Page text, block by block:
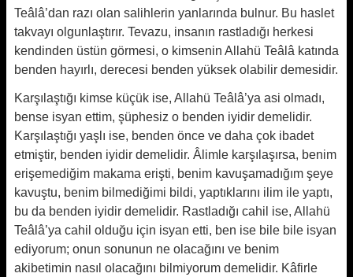
Teâlâ’dan razı olan salihlerin yanlarında bulnur. Bu haslet
takvayı olgunlaştırır. Tevazu, in­sanın rastladığı herkesi
kendinden üstün görmesi, o kimsenin Allahü Teâlâ katında
benden hayırlı, derecesi benden yüksek olabilir demesidir.
Karşılaştığı kimse küçük ise, Allahü Teâlâ’ya asi olmadı,
bense isyan et­tim, şüphesiz o benden iyidir demelidir.
Karşılaştığı yaşlı ise, benden önce ve daha çok ibadet
etmiştir, benden iyidir demelidir. Âlimle karşılaşırsa, benim
erişemediğim makama erişti, benim kavuşamadığım şeye
kavuştu, benim bilmediğimi bildi, yaptıklarını ilim ile yaptı,
bu da benden iyidir demelidir. Rastladığı cahil ise, Allahü
Teâlâ’ya cahil olduğu için is­yan etti, ben ise bile bile isyan
ediyorum; onun sonunun ne olacağını ve benim
akibetimin nasıl olacağını bil­miyorum demelidir. Kâfirle